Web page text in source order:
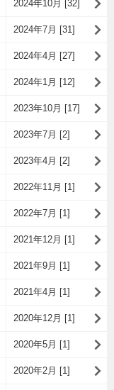
2024年10月 [32]
2024年7月 [31]
2024年4月 [27]
2024年1月 [12]
2023年10月 [17]
2023年7月 [2]
2023年4月 [2]
2022年11月 [1]
2022年7月 [1]
2021年12月 [1]
2021年9月 [1]
2021年4月 [1]
2020年12月 [1]
2020年5月 [1]
2020年2月 [1]